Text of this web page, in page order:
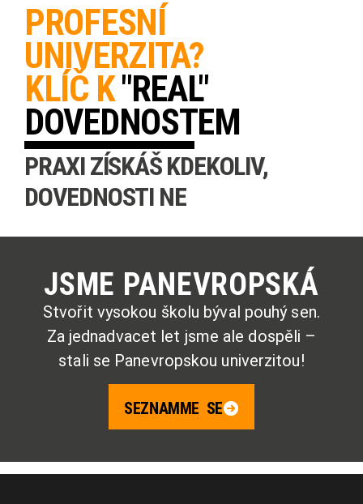
PROFESNÍ
UNIVERZITA?
KLÍČ K"REAL"
DOVEDNOSTEM
PRAXI ZÍSKÁŠ KDEKOLIV,
DOVEDNOSTI NE
JSME PANEVROPSKÁ
Stvořit vysokou školu býval pouhý sen.
Za jednadvacet let jsme ale dospěli –
stali se Panevropskou univerzitou!
SEZNAMME SE